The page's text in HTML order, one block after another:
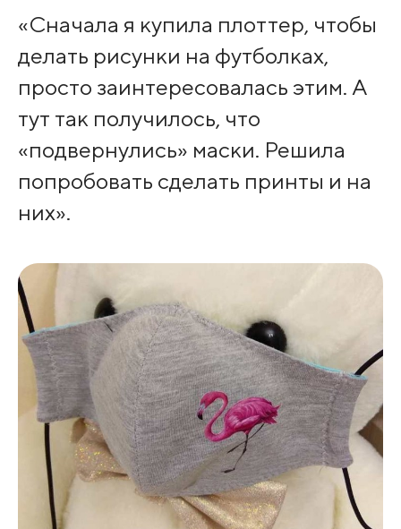
«Сначала я купила плоттер, чтобы
делать рисунки на футболках,
просто заинтересовалась этим. А
тут так получилось, что
«подвернулись» маски. Решила
попробовать сделать принты и на
них».